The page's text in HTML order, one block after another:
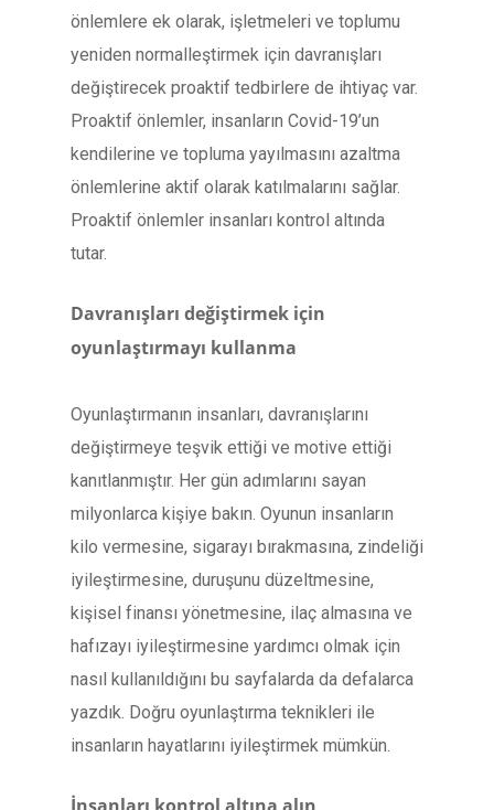
önlemlere ek olarak, işletmeleri ve toplumu
yeniden normalleştirmek için davranışları
değiştirecek proaktif tedbirlere de ihtiyaç var.
Proaktif önlemler, insanların Covid-19’un
kendilerine ve topluma yayılmasını azaltma
önlemlerine aktif olarak katılmalarını sağlar.
Proaktif önlemler insanları kontrol altında
tutar.
Davranışları değiştirmek için
oyunlaştırmayı kullanma
Oyunlaştırmanın insanları, davranışlarını
değiştirmeye teşvik ettiği ve motive ettiği
kanıtlanmıştır. Her gün adımlarını sayan
milyonlarca kişiye bakın. Oyunun insanların
kilo vermesine, sigarayı bırakmasına, zindeliği
iyileştirmesine, duruşunu düzeltmesine,
kişisel finansı yönetmesine, ilaç almasına ve
hafızayı iyileştirmesine yardımcı olmak için
nasıl kullanıldığını bu sayfalarda da defalarca
yazdık. Doğru oyunlaştırma teknikleri ile
insanların hayatlarını iyileştirmek mümkün.